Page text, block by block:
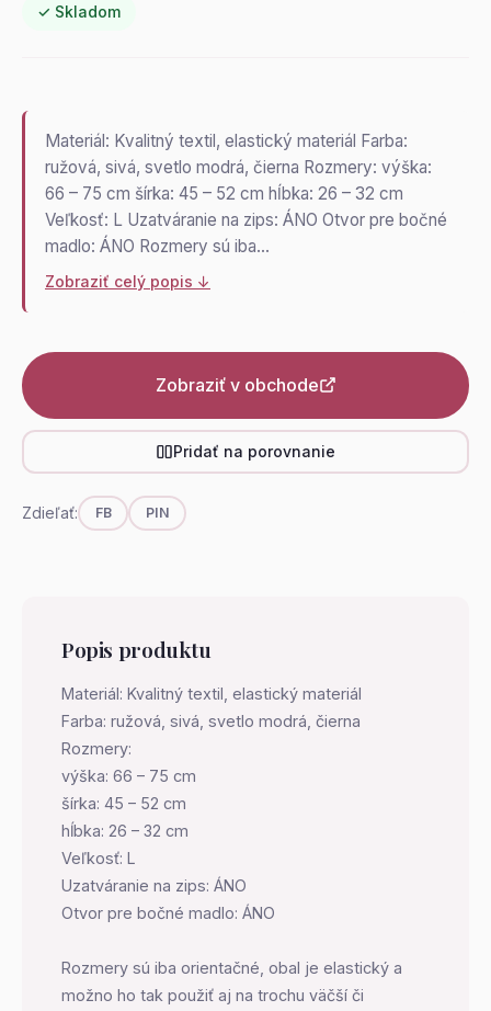
✓ Skladom
Materiál: Kvalitný textil, elastický materiál Farba:
ružová, sivá, svetlo modrá, čierna Rozmery: výška:
66 – 75 cm šírka: 45 – 52 cm hĺbka: 26 – 32 cm
Veľkosť: L Uzatváranie na zips: ÁNO Otvor pre bočné
madlo: ÁNO Rozmery sú iba…
Zobraziť celý popis ↓
Zobraziť v obchode
Pridať na porovnanie
Zdieľať: FB PIN
Popis produktu
Materiál: Kvalitný textil, elastický materiál
Farba: ružová, sivá, svetlo modrá, čierna
Rozmery:
výška: 66 – 75 cm
šírka: 45 – 52 cm
hĺbka: 26 – 32 cm
Veľkosť: L
Uzatváranie na zips: ÁNO
Otvor pre bočné madlo: ÁNO
Rozmery sú iba orientačné, obal je elastický a
možno ho tak použiť aj na trochu väčší či